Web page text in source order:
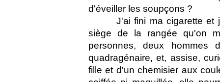
d'éveiller les soupçons ?
J'ai fini ma cigarette et
siège de la rangée qu'on
personnes, deux hommes
quadragénaire, et, assise,
fille et d'un chemisier aux